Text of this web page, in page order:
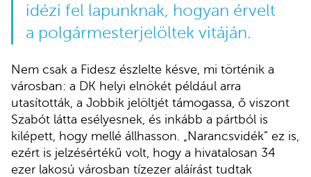
idézi fel lapunknak, hogyan érvelt
a polgármesterjelöltek vitáján.
Nem csak a Fidesz észlelte késve, mi történik a
városban: a DK helyi elnökét például arra
utasították, a Jobbik jelöltjét támogassa, ő viszont
Szabót látta esélyesnek, és inkább a pártból is
kilépett, hogy mellé állhasson. „Narancsvidék” ez is,
ezért is jelzésértékű volt, hogy a hivatalosan 34
ezer lakosú városban tízezer aláírást tudtak